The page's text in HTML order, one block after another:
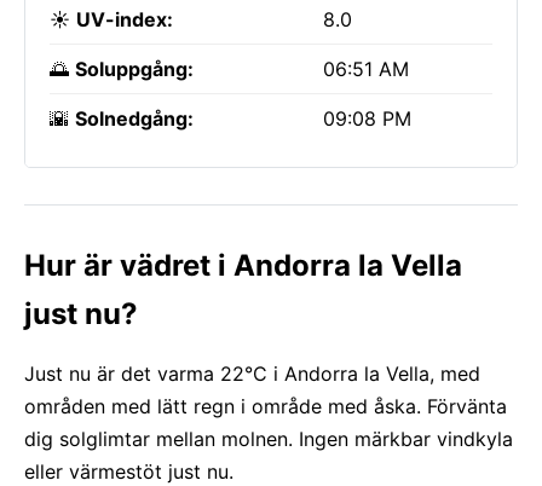
☀️ UV-index: 8.0
🌅 Soluppgång: 06:51 AM
🌇 Solnedgång: 09:08 PM
Hur är vädret i Andorra la Vella
just nu?
Just nu är det varma 22°C i Andorra la Vella, med
områden med lätt regn i område med åska. Förvänta
dig solglimtar mellan molnen. Ingen märkbar vindkyla
eller värmestöt just nu.